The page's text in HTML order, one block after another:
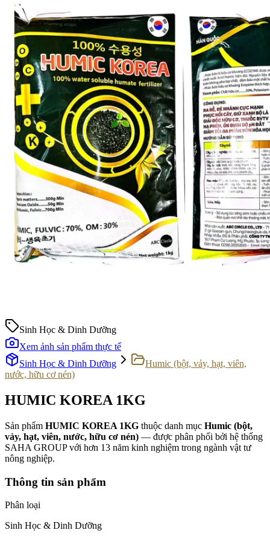
Sinh Học & Dinh Dưỡng
Xem ảnh sản phẩm thực tế
Sinh Học & Dinh Dưỡng
Humic (bột, vảy, hạt, viên,
nước, hữu cơ nén)
HUMIC KOREA 1KG
Sản phẩm HUMIC KOREA 1KG thuộc danh mục Humic (bột,
vảy, hạt, viên, nước, hữu cơ nén) — được phân phối bởi hệ thống
SAHA GROUP với hơn 13 năm kinh nghiệm trong ngành vật tư
nông nghiệp.
Thông tin sản phẩm
Phân loại
Sinh Học & Dinh Dưỡng